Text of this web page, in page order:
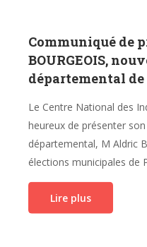
Communiqué de
BOURGEOIS,
départemental de
Le Centre National des
heureux de présenter
départemental, M Aldric
élections municipales de
Lire plus